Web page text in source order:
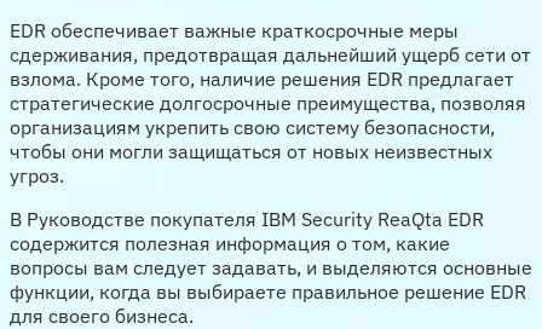
EDR обеспечивает важные краткосрочные меры
сдерживания, предотвращая дальнейший ущерб сети от
взлома. Кроме того, наличие решения EDR предлагает
стратегические долгосрочные преимущества, позволяя
организациям укрепить свою систему безопасности,
чтобы они могли защищаться от новых неизвестных
угроз.
В Руководстве покупателя IBM Security ReaQta EDR
содержится полезная информация о том, какие
вопросы вам следует задавать, и выделяются основные
функции, когда вы выбираете правильное решение EDR
для своего бизнеса.